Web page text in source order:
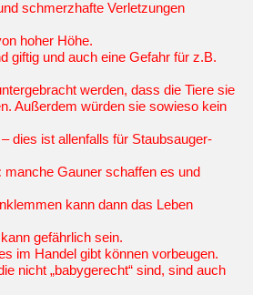
schmerzhafte Verletzungen
hoher Höhe.
giftig und auch eine Gefahr für z.B.
werden, dass die Tiere sie
Außerdem würden sie sowieso kein
dies ist allenfalls für Staubsauger-
manche Gauner schaffen es und
kann dann das Leben
gefährlich sein.
im Handel gibt können vorbeugen.
nicht „babygerecht“ sind, sind auch